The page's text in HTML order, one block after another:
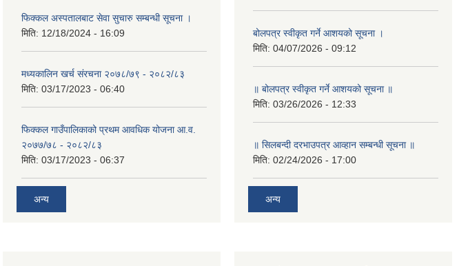
फिक्कल अस्पतालबाट सेवा सुचारु सम्बन्धी सूचना ।
मिति: 12/18/2024 - 16:09
मध्यकालिन खर्च संरचना २०७८/७९ - २०८२/८३
मिति: 03/17/2023 - 06:40
फिक्कल गाउँपालिकाको प्रथम आवधिक योजना आ.व.
२०७७/७८ - २०८२/८३
मिति: 03/17/2023 - 06:37
अन्य
बोलपत्र स्वीकृत गर्ने आशयको सूचना ।
मिति: 04/07/2026 - 09:12
॥ बोलपत्र स्वीकृत गर्ने आशयको सूचना ॥
मिति: 03/26/2026 - 12:33
॥ सिलबन्दी दरभाउपत्र आव्हान सम्बन्धी सूचना ॥
मिति: 02/24/2026 - 17:00
अन्य